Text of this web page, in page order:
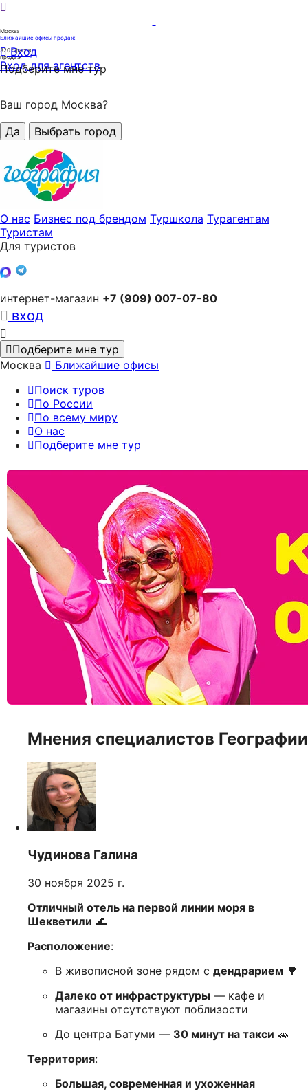
Москва
Ближайшие офисы продаж
320офисов
продаж
Вход
Вход для агентств
Подберите мне тур
Ваш город Москва?
Да
Выбрать город
О нас Бизнес под брендом Туршкола Турагентам
Туристам
Для туристов
интернет-магазин +7 (909) 007-07-80
вход
Подберите мне тур
Москва
Ближайшие офисы
Поиск туров
По России
По всему миру
О нас
Подберите мне тур
Мнения специалистов Географии
Чудинова Галина
30 ноября 2025 г.
Отличный отель на первой линии моря в
Шекветили 🌊
Расположение:
В живописной зоне рядом с дендрарием 🌳
Далеко от инфраструктуры — кафе и
магазины отсутствуют поблизости
До центра Батуми — 30 минут на такси 🚗
Территория:
Большая, современная и ухоженная